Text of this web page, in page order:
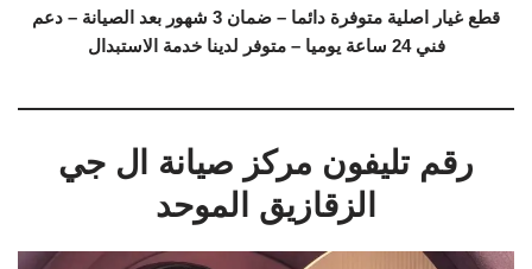
قطع غيار اصلية متوفرة دائما – ضمان 3 شهور بعد الصيانة – دعم
فني 24 ساعة يوميا – متوفر لدينا خدمة الاستبدال
رقم تليفون مركز صيانة ال جي
الزقازيق الموحد